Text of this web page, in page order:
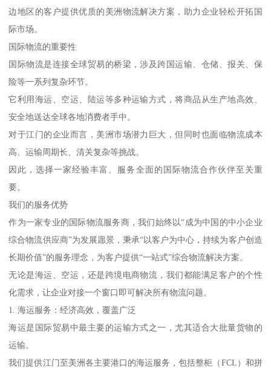
边地区的客户提供优质的美洲物流解决方案，助力企业轻松开拓国
际市场。
国际物流的重要性
国际物流是连接全球贸易的桥梁，涉及跨国运输、仓储、报关、保
险等一系列复杂环节。
它利用海运、空运、陆运等多种运输方式，将商品从生产地高效、
安全地送达全球各地消费者手中。
对于江门的企业而言，美洲市场潜力巨大，但同时也面临物流成本
高、运输周期长、清关复杂等挑战。
因此，选择一家经验丰富、服务全面的国际物流合作伙伴至关重
要。
我们的服务优势
作为一家专业的国际物流服务商，我们始终以“成为中国的中小企业
综合物流供应商”为发展愿景，秉承“以客户为中心，持续为客户创造
长期价值”的服务理念，为客户提供“一站式”综合物流解决方案。
无论是海运、空运，还是跨境电商物流，我们都能满足客户的个性
化需求，让企业对接一个窗口即可解决所有物流问题。
1. 海运服务：经济高效，覆盖广泛
海运是国际贸易中最主要的运输方式之一，尤其适合大批量货物的
运输。
我们提供江门至美洲各主要港口的海运服务，包括整柜（FCL）和拼